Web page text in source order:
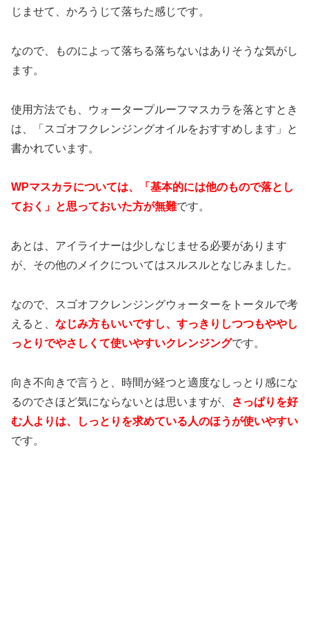
じませて、かろうじて落ちた感じです。
なので、ものによって落ちる落ちないはありそうな気がし
ます。
使用方法でも、ウォータープルーフマスカラを落とすとき
は、「スゴオフクレンジングオイルをおすすめします」と
書かれています。
WPマスカラについては、「基本的には他のもので落とし
ておく」と思っておいた方が無難です。
あとは、アイライナーは少しなじませる必要があります
が、その他のメイクについてはスルスルとなじみました。
なので、スゴオフクレンジングウォーターをトータルで考
えると、 なじみ方もいいですし、すっきりしつつもややし
っとりでやさしくて使いやすいクレンジングです。
向き不向きで言うと、時間が経つと適度なしっとり感にな
るのでさほど気にならないとは思いますが、
さっぱりを好
む人よりは、しっとりを求めている人のほうが使いやすい
です。